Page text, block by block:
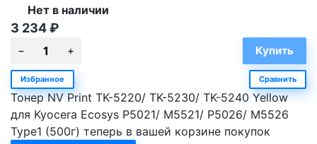
Нет в наличии
3 234₽
Избранное Сравнить
Тонер NV Print TK-5220/ TK-5230/ TK-5240 Yellow
для Kyocera Ecosys P5021/ M5521/ P5026/ M5526
Type1 (500г) теперь в вашей корзине покупок